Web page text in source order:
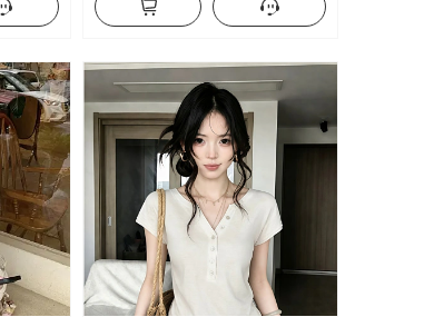
ト丈 トップス